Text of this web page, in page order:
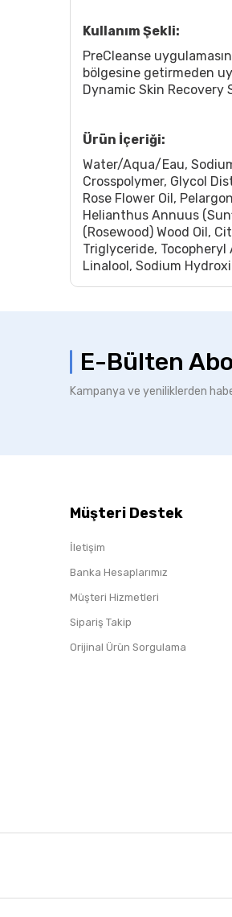
Kullanım Şekli:
PreCleanse
bölgesine getirmeden
Dynamic Skin Recovery
Ürün İçeriği:
Water/Aqua/Eau,
Crosspolymer, Glycol
Rose Flower Oil,
Helianthus Annuus
(Rosewood) Wood Oil,
Triglyceride,
Linalool, Sodium
E-Bülten
Kampanya ve yeniliklerden
Müşteri Destek
İletişim
Banka Hesaplarımız
Müşteri Hizmetleri
Sipariş Takip
Orijinal Ürün Sorgulama